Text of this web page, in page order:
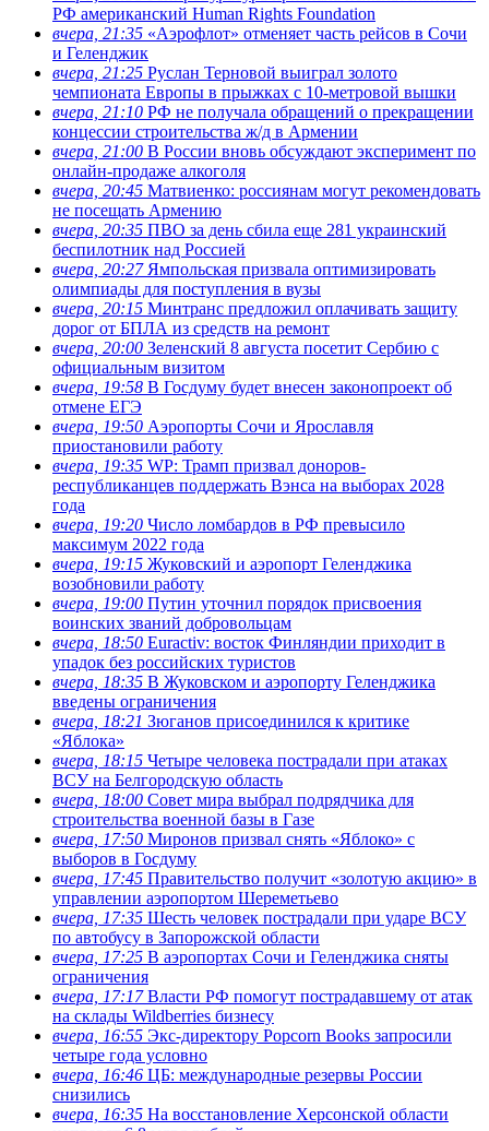
РФ американский Human Rights Foundation
вчера, 21:35 «Аэрофлот» отменяет часть рейсов в Сочи
и Геленджик
вчера, 21:25 Руслан Терновой выиграл золото
чемпионата Европы в прыжках с 10-метровой вышки
вчера, 21:10 РФ не получала обращений о прекращении
концессии строительства ж/д в Армении
вчера, 21:00 В России вновь обсуждают эксперимент по
онлайн-продаже алкоголя
вчера, 20:45 Матвиенко: россиянам могут рекомендовать
не посещать Армению
вчера, 20:35 ПВО за день сбила еще 281 украинский
беспилотник над Россией
вчера, 20:27Ямпольская призвала оптимизировать
олимпиады для поступления в вузы
вчера, 20:15 Минтранс предложил оплачивать защиту
дорог от БПЛА из средств на ремонт
вчера, 20:00 Зеленский 8 августа посетит Сербию с
официальным визитом
вчера, 19:58 В Госдуму будет внесен законопроект об
отмене ЕГЭ
вчера, 19:50 Аэропорты Сочи и Ярославля
приостановили работу
вчера, 19:35 WP: Трамп призвал доноров-
республиканцев поддержать Вэнса на выборах 2028
года
вчера, 19:20 Число ломбардов в РФ превысило
максимум 2022 года
вчера, 19:15 Жуковский и аэропорт Геленджика
возобновили работу
вчера, 19:00 Путин уточнил порядок присвоения
воинских званий добровольцам
вчера, 18:50 Euractiv: восток Финляндии приходит в
упадок без российских туристов
вчера, 18:35 В Жуковском и аэропорту Геленджика
введены ограничения
вчера, 18:21 Зюганов присоединился к критике
«Яблока»
вчера, 18:15 Четыре человека пострадали при атаках
ВСУ на Белгородскую область
вчера, 18:00 Совет мира выбрал подрядчика для
строительства военной базы в Газе
вчера, 17:50 Миронов призвал снять «Яблоко» с
выборов в Госдуму
вчера, 17:45 Правительство получит «золотую акцию» в
управлении аэропортом Шереметьево
вчера, 17:35 Шесть человек пострадали при ударе ВСУ
по автобусу в Запорожской области
вчера, 17:25 В аэропортах Сочи и Геленджика сняты
ограничения
вчера, 17:17Власти РФ помогут пострадавшему от атак
на склады Wildberries бизнесу
вчера, 16:55 Экс-директору Popcorn Books запросили
четыре года условно
вчера, 16:46 ЦБ: международные резервы России
снизились
вчера, 16:35 На восстановление Херсонской области